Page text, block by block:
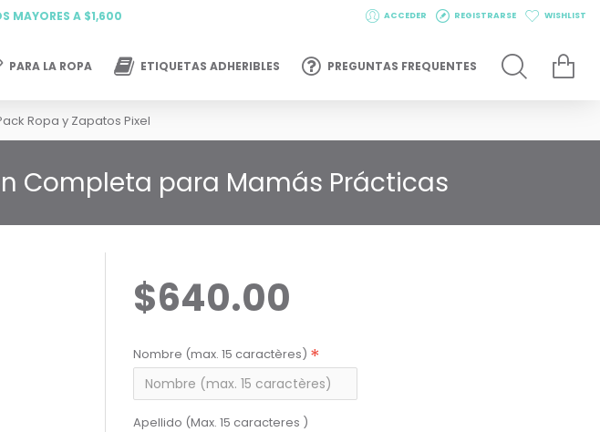
MAYORES A $1,600 ACCEDER REGISTRARSE WISHLIST
PARA LA ROPA ETIQUETAS ADHERIBLES PREGUNTAS FREQUENTES
Ropa y Zapatos Pixel
Completa para Mamás Prácticas
$640.00
Nombre (max. 15 caractères)
Apellido (Max. 15 caracteres )